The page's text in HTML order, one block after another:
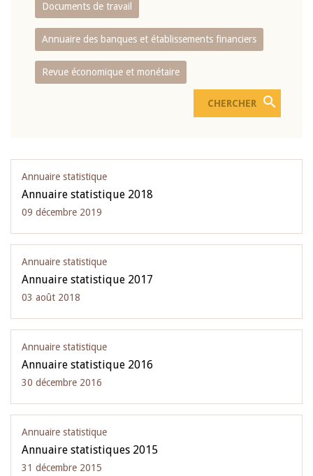
Documents de travail
Annuaire des banques et établissements financiers
Revue économique et monétaire
Annuaire statistique
Annuaire statistique 2018
09 décembre 2019
Annuaire statistique
Annuaire statistique 2017
03 août 2018
Annuaire statistique
Annuaire statistique 2016
30 décembre 2016
Annuaire statistique
Annuaire statistiques 2015
31 décembre 2015